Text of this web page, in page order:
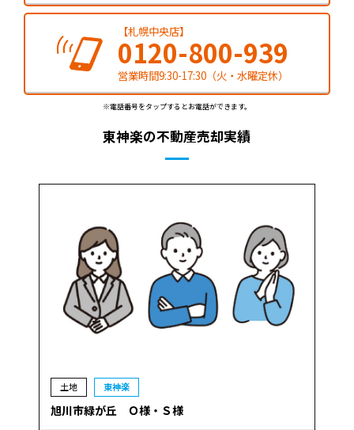
【札幌中央店】
0120-800-939
営業時間9:30-17:30（火・水曜定休）
※電話番号をタップするとお電話ができます。
東神楽の不動産売却実績
土地 東神楽
旭川市緑が丘 Ｏ様・Ｓ様